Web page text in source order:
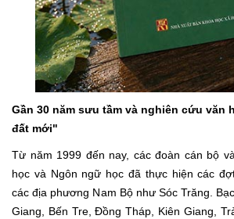
Gần 30 năm sưu tầm và nghiên cứu văn
đất mới"
Từ năm 1999 đến nay, các đoàn cán bộ
học và Ngôn ngữ học đã thực hiện các
các địa phương Nam Bộ như Sóc Trăng.
Giang, Bến Tre, Đồng Tháp, Kiên Giang,